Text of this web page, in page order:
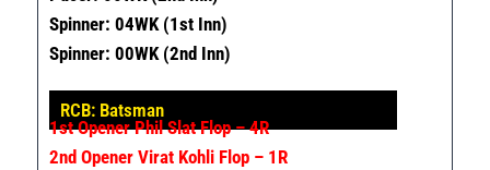
Spinner: 04WK (1st Inn)
Spinner: 00WK (2nd Inn)
RCB: Batsman
1StOpener Phil Slat Flop – 4R
2nd Opener Virat Kohli Flop – 1R